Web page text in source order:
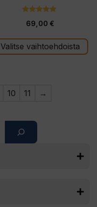
5:stä
69,00 €
Valitse vaihtoehdoista
10 11 →